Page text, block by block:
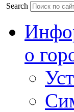
Search
о